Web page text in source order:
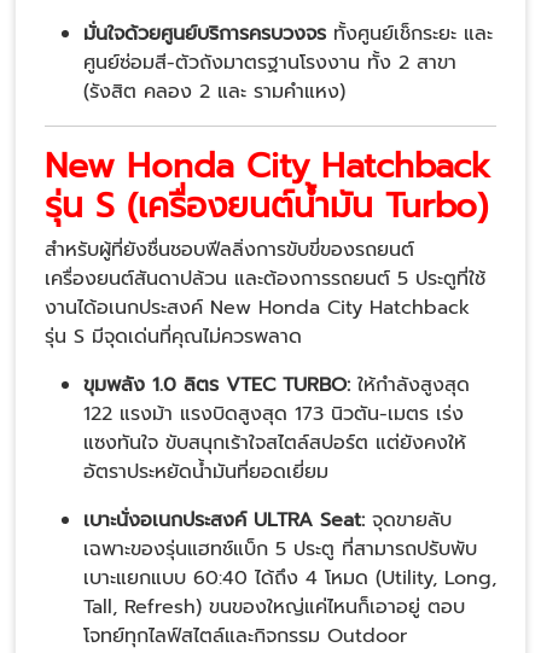
มั่นใจด้วยศูนย์บริการครบวงจร ทั้งศูนย์เช็กระยะ และ
ศูนย์ซ่อมสี-ตัวถังมาตรฐานโรงงาน ทั้ง 2 สาขา
(รังสิต คลอง 2 และ รามคำแหง)
New Honda City Hatchback
รุ่น S (เครื่องยนต์น้ำมัน Turbo)
สำหรับผู้ที่ยังชื่นชอบฟีลลิ่งการขับขี่ของรถยนต์
เครื่องยนต์สันดาปล้วน และต้องการรถยนต์ 5 ประตูที่ใช้
งานได้อเนกประสงค์ New Honda City Hatchback
รุ่น S มีจุดเด่นที่คุณไม่ควรพลาด
ขุมพลัง 1.0 ลิตร VTEC TURBO: ให้กำลังสูงสุด
122 แรงม้า แรงบิดสูงสุด 173 นิวตัน-เมตร เร่ง
แซงทันใจ ขับสนุกเร้าใจสไตล์สปอร์ต แต่ยังคงให้
อัตราประหยัดน้ำมันที่ยอดเยี่ยม
เบาะนั่งอเนกประสงค์ ULTRA Seat: จุดขายลับ
เฉพาะของรุ่นแฮทช์แบ็ก 5 ประตู ที่สามารถปรับพับ
เบาะแยกแบบ 60:40 ได้ถึง 4 โหมด (Utility, Long,
Tall, Refresh) ขนของใหญ่แค่ไหนก็เอาอยู่ ตอบ
โจทย์ทุกไลฟ์สไตล์และกิจกรรม Outdoor